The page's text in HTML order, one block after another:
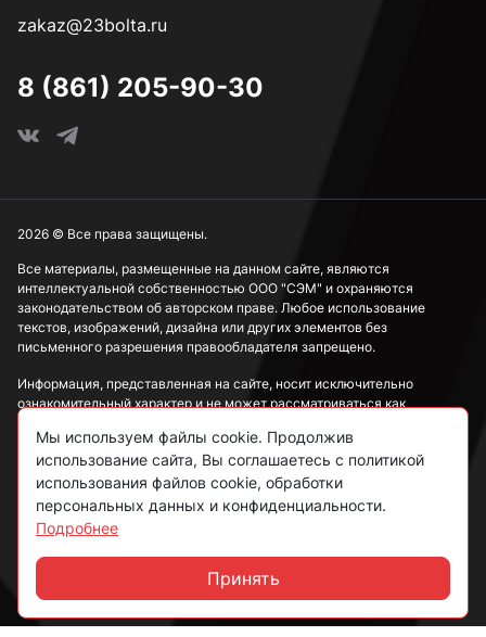
zakaz@23bolta.ru
8 (861) 205-90-30
Все материалы, размещенные на данном сайте, являются
интеллектуальной собственностью ООО "СЭМ" и охраняются
законодательством об авторском праве. Любое использование
текстов, изображений, дизайна или других элементов без
письменного разрешения правообладателя запрещено.
Информация, представленная на сайте, носит исключительно
ознакомительный характер и не может рассматриваться как
Политика конфиденциальности
Согласие на обработку данных
Пользовательское соглашение
2026 © Все права защищены.
Мы используем файлы cookie. Продолжив
использование сайта, Вы соглашаетесь с политикой
использования файлов cookie, обработки
персональных данных и конфиденциальности.
Подробнее
Принять